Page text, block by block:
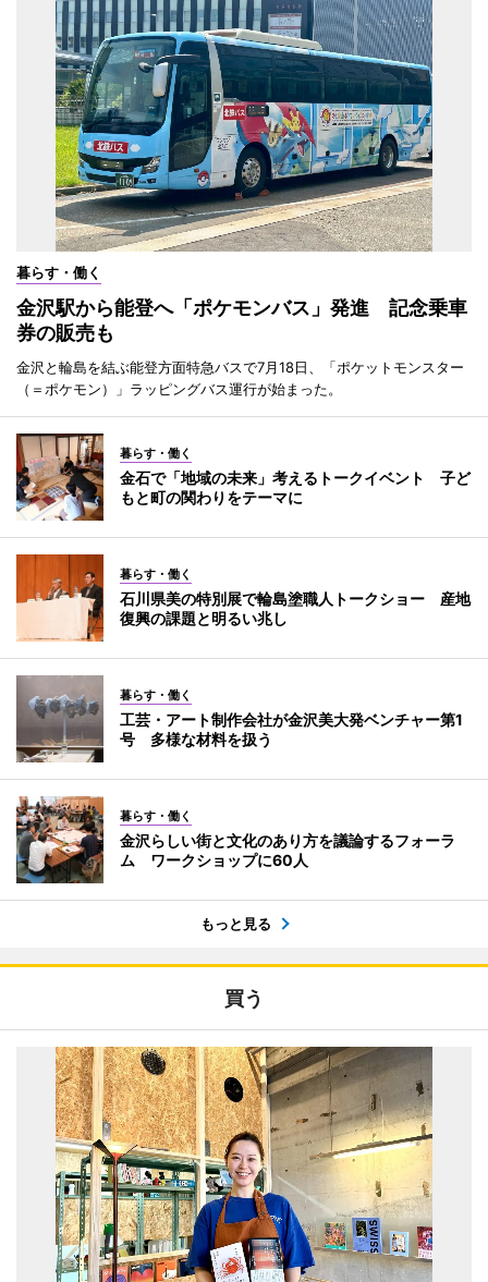
暮らす・働く
金沢駅から能登へ「ポケモンバス」発進 記念乗車
券の販売も
金沢と輪島を結ぶ能登方面特急バスで7月18日、「ポケットモンスター
（＝ポケモン）」ラッピングバス運行が始まった。
暮らす・働く
金石で「地域の未来」考えるトークイベント 子ど
もと町の関わりをテーマに
暮らす・働く
石川県美の特別展で輪島塗職人トークショー 産地
復興の課題と明るい兆し
暮らす・働く
工芸・アート制作会社が金沢美大発ベンチャー第1
号 多様な材料を扱う
暮らす・働く
金沢らしい街と文化のあり方を議論するフォーラ
ム ワークショップに60人
もっと見る
買う